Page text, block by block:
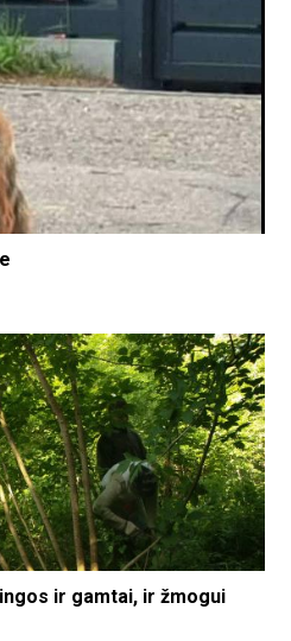
ir gamtai, ir žmogui